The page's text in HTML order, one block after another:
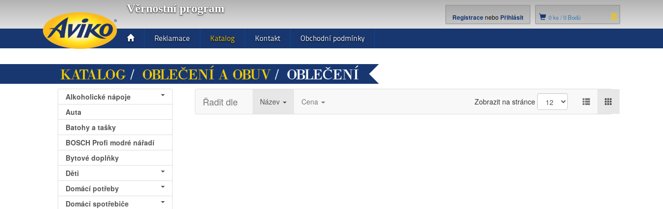
Věrnostní program
0ks /0 Bodů
Registracenebo Přihlásit
Toggle
navigation
Reklamace Katalog Kontakt Obchodní podmínky
KATALOG / OBLEČENÍ A OBUV / OBLEČENÍ
Alkoholické nápoje
Auta
Batohy a tašky
BOSCH Profi modré nářadí
Bytové doplňky
Děti
Domácí potřeby
Domácí spotřebiče
Řadit dle Název Cena Zobrazit na stránce